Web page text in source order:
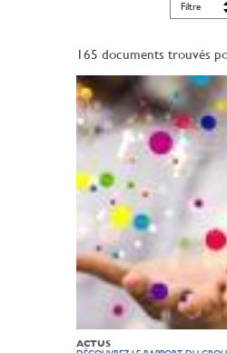
165 documents trouvés
ACTUS